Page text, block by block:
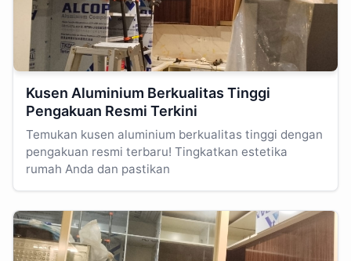
Kusen Aluminium Berkualitas Tinggi
Pengakuan Resmi Terkini
Temukan kusen aluminium berkualitas tinggi dengan
pengakuan resmi terbaru! Tingkatkan estetika
rumah Anda dan pastikan